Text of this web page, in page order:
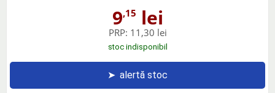
9,15 lei
PRP: 11,30 lei
stoc indisponibil
➤ alertă stoc